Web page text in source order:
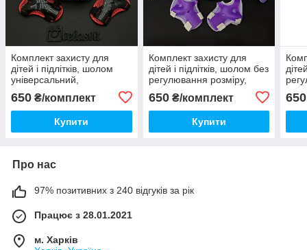
Комплект захисту для
дітей і підлітків, шолом
універсальний,
налокітники, наколінники,
рукавички + ШЛЕМ
650 ₴/комплект
Купити
Комплект захисту для
дітей і підлітків, шолом без
регулювання розміру,
налокітники, наколінники,
рукавички + ШЛЕМ
650₴/комплект
Купити
650
Про нас
97% позитивних з 240 відгуків за рік
Працює з 28.01.2021
м. Харків